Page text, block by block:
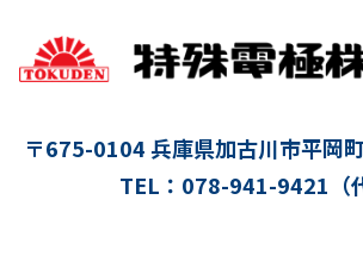
〒675-0104 兵庫県加古川市平岡
TEL：078-941-9421（